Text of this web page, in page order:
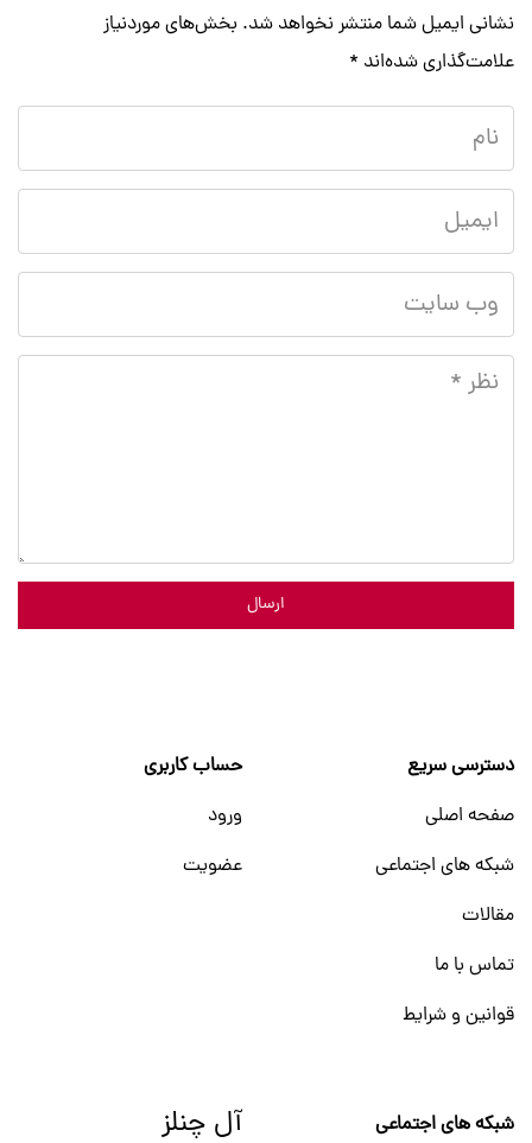
نشانی ایمیل شما منتشر نخواهد شد. بخش‌های موردنیاز
علامت‌گذاری شده‌اند *
ارسال
دسترسی سریع
صفحه اصلی
شبکه های اجتماعی
مقالات
تماس با ما
قوانین و شرایط
حساب کاربری
ورود
عضویت
شبکه های اجتماعی آل چنلز